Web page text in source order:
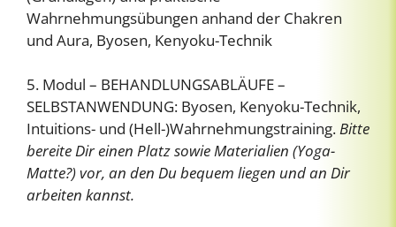
Wahrnehmungsübungen anhand der Chakren
und Aura, Byosen, Kenyoku-Technik
5. Modul – BEHANDLUNGSABLÄUFE –
SELBSTANWENDUNG: Byosen, Kenyoku-Technik,
Intuitions- und (Hell-)Wahrnehmungstraining.Bitte
bereite Dir einen Platz sowie Materialien (Yoga-
Matte?) vor, an den Du bequem liegen und an Dir
arbeiten kannst.